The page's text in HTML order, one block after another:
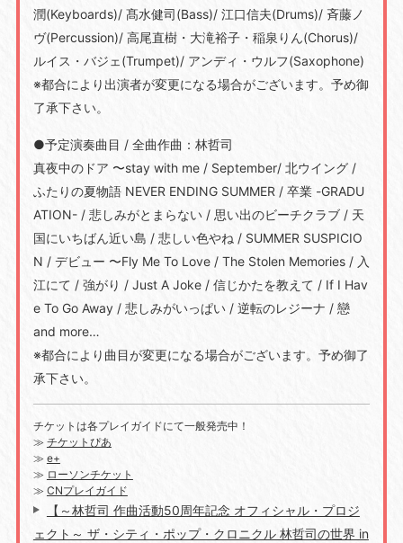
潤(Keyboards)/ 髙水健司(Bass)/ 江口信夫(Drums)/ 斉藤ノ
ヴ(Percussion)/ 高尾直樹・大滝裕子・稲泉りん(Chorus)/
ルイス・バジェ(Trumpet)/ アンディ・ウルフ(Saxophone)
※都合により出演者が変更になる場合がございます。予め御
了承下さい。
●予定演奏曲目 / 全曲作曲：林哲司
真夜中のドア 〜stay with me / September/ 北ウイング /
ふたりの夏物語 NEVER ENDING SUMMER / 卒業 -GRADU
ATION- / 悲しみがとまらない / 思い出のビーチクラブ / 天
国にいちばん近い島 / 悲しい色やね / SUMMER SUSPICIO
N / デビュー 〜Fly Me To Love / The Stolen Memories / 入
江にて / 強がり / Just A Joke / 信じかたを教えて / If I Hav
e To Go Away / 悲しみがいっぱい / 逆転のレジーナ / 戀
and more…
※都合により曲目が変更になる場合がございます。予め御了
承下さい。
チケットは各プレイガイドにて一般発売中！
≫ チケットぴあ
≫ e+
≫ ローソンチケット
≫ CNプレイガイド
【～林哲司 作曲活動50周年記念 オフィシャル・プロジ
ェクト～ ザ・シティ・ポップ・クロニクル 林哲司の世界 in